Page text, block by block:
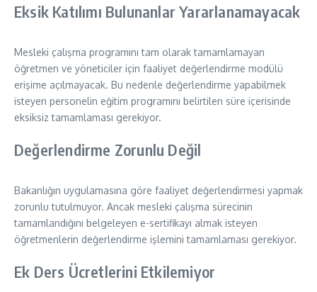
Eksik Katılımı Bulunanlar Yararlanamayacak
Mesleki çalışma programını tam olarak tamamlamayan
öğretmen ve yöneticiler için faaliyet değerlendirme modülü
erişime açılmayacak. Bu nedenle değerlendirme yapabilmek
isteyen personelin eğitim programını belirtilen süre içerisinde
eksiksiz tamamlaması gerekiyor.
Değerlendirme Zorunlu Değil
Bakanlığın uygulamasına göre faaliyet değerlendirmesi yapmak
zorunlu tutulmuyor. Ancak mesleki çalışma sürecinin
tamamlandığını belgeleyen e-sertifikayı almak isteyen
öğretmenlerin değerlendirme işlemini tamamlaması gerekiyor.
Ek Ders Ücretlerini Etkilemiyor